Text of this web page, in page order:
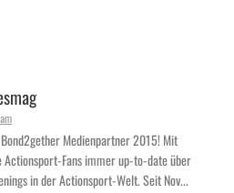
Medienpartner 2015! Mit
Actionsport-Fans immer up-to-date über
in der Actionsport-Welt. Seit Nov...